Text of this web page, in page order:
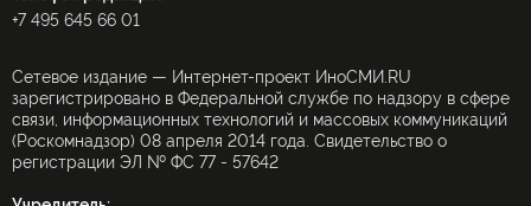
+7 495 645 66 01
Сетевое издание — Интернет-проект ИноСМИ.RU
зарегистрировано в Федеральной службе по надзору в сфере
связи, информационных технологий и массовых коммуникаций
(Роскомнадзор) 08 апреля 2014 года. Свидетельство о
регистрации ЭЛ № ФС 77 - 57642